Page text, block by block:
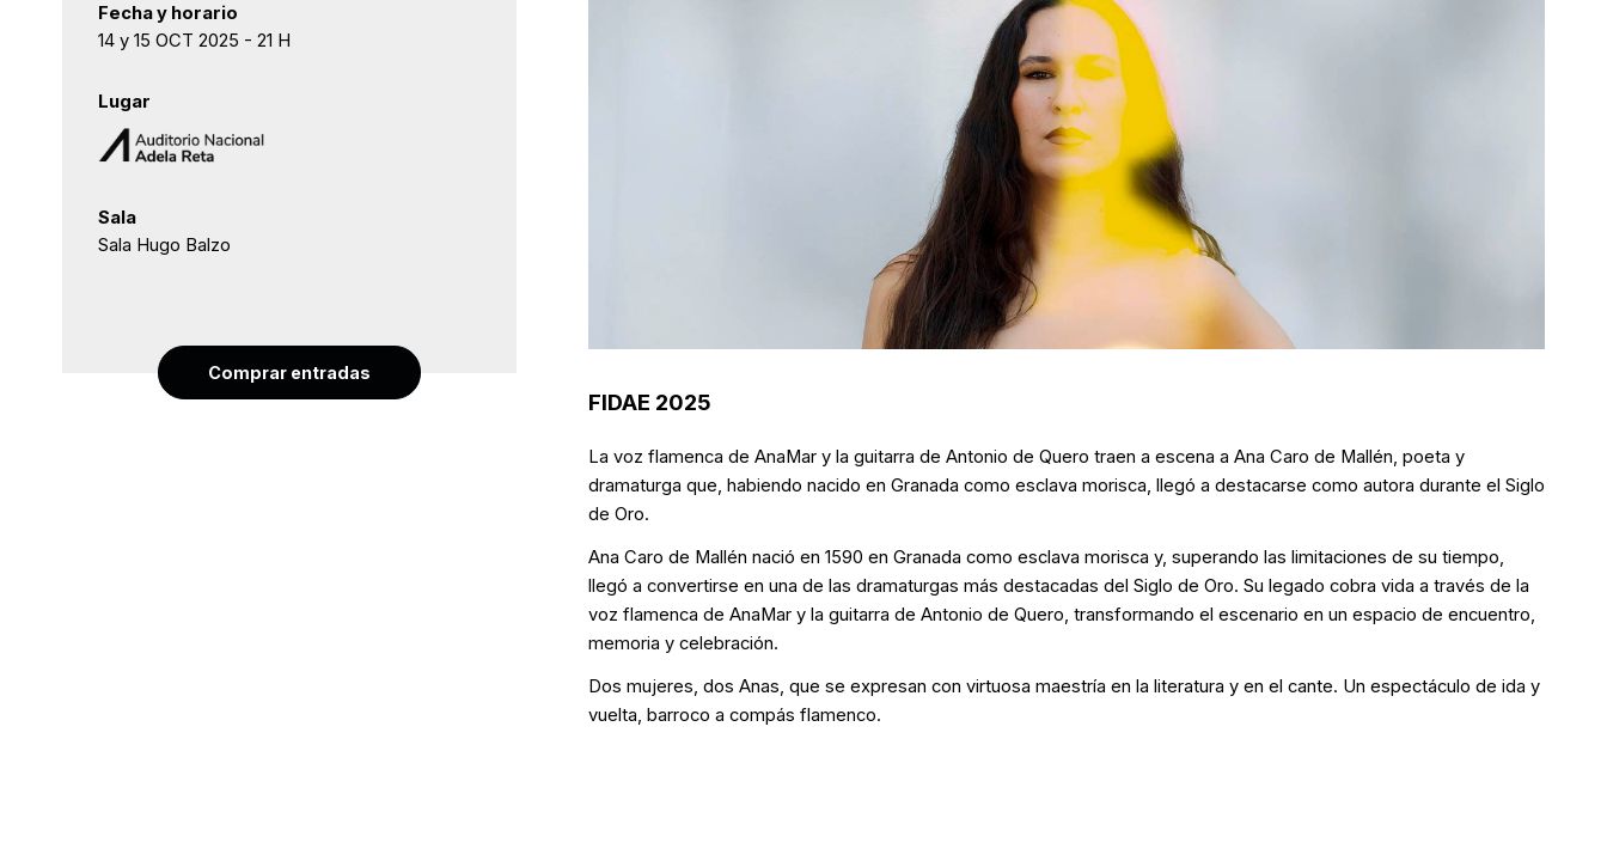
FIDAE 2025
La voz flamenca de AnaMar y la guitarra de Antonio de Quero traen a escena a Ana Caro de Mallén, poeta y
dramaturga que, habiendo nacido en Granada como esclava morisca, llegó a destacarse como autora durante el Siglo
de Oro.
Ana Caro de Mallén nació en 1590 en Granada como esclava morisca y, superando las limitaciones de su tiempo,
llegó a convertirse en una de las dramaturgas más destacadas del Siglo de Oro. Su legado cobra vida a través de la
voz flamenca de AnaMar y la guitarra de Antonio de Quero, transformando el escenario en un espacio de encuentro,
memoria y celebración.
Dos mujeres, dos Anas, que se expresan con virtuosa maestría en la literatura y en el cante. Un espectáculo de ida y
vuelta, barroco a compás flamenco.
Fecha y horario
14 y 15 OCT 2025 - 21 H
Lugar
Sala
Sala Hugo Balzo
Comprar entradas